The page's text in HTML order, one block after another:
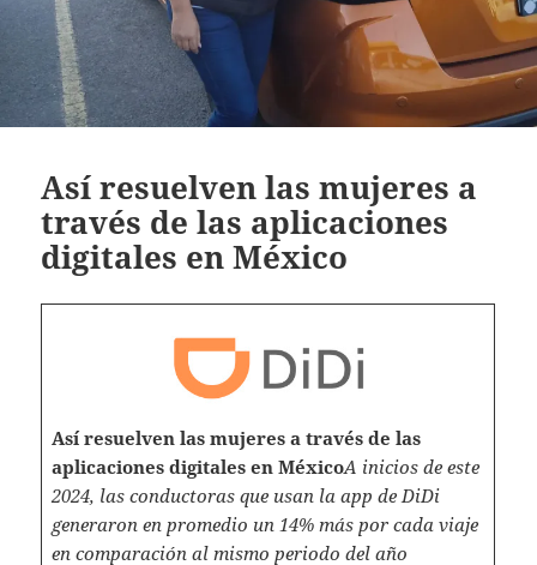
Así resuelven las mujeres a
través de las aplicaciones
digitales en México
Así resuelven las mujeres a través de las
aplicaciones digitales en MéxicoA inicios de este
2024, las conductoras que usan la app de DiDi
generaron en promedio un 14% más por cada viaje
en comparación al mismo periodo del año